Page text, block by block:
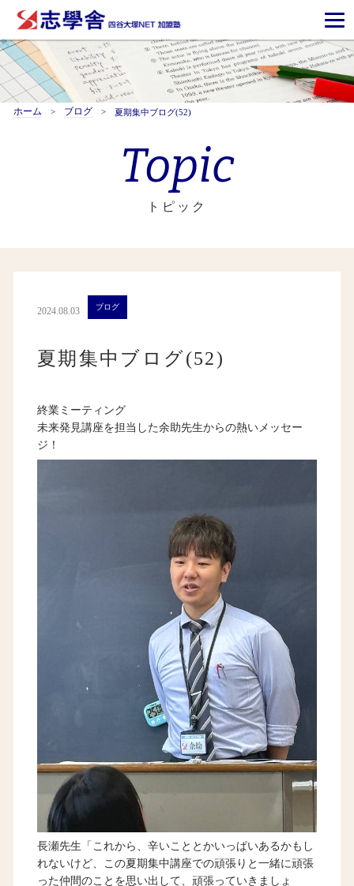
ホーム ブログ 夏期集中ブログ(52)
Topic
トピック
2024.08.03 ブログ
夏期集中ブログ(52)
終業ミーティング
未来発見講座を担当した余助先生からの熱いメッセー
ジ！
長瀬先生「これから、辛いこととかいっぱいあるかもし
れないけど、この夏期集中講座での頑張りと一緒に頑張
った仲間のことを思い出して、頑張っていきましょ